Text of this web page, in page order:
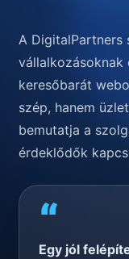
A DigitalPartners
vállalkozásoknak
keresőbarát
szép, hanem
bemutatja a
érdeklődők
“
Egy jól